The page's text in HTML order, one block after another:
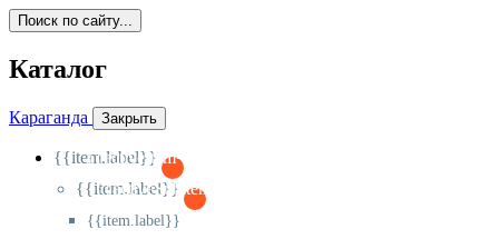
Поиск по сайту...
Каталог
Караганда Закрыть
{{item.label}}
{{activeItem==item.id?'-
{{item.label}}
{{activeSubitem==item.id?'-
{{item.label}}